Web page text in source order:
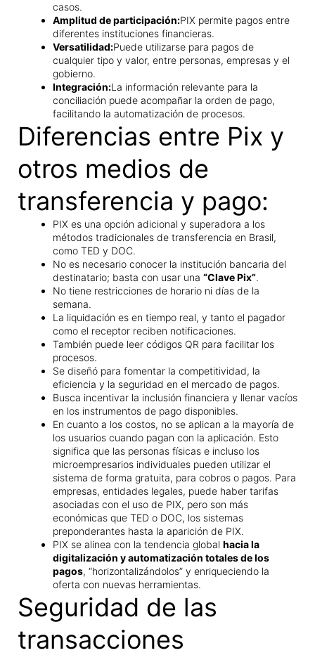
casos.
Amplitud de participación:PIX permite pagos entre
diferentes instituciones financieras.
Versatilidad:Puede utilizarse para pagos de
cualquier tipo y valor, entre personas, empresas y el
gobierno.
Integración:La información relevante para la
conciliación puede acompañar la orden de pago,
facilitando la automatización de procesos.
Diferencias entre Pix y
otros medios de
transferencia y pago:
PIX es una opción adicional y superadora a los
métodos tradicionales de transferencia en Brasil,
como TED y DOC.
No es necesario conocer la institución bancaria del
destinatario; basta con usar una “Clave Pix”.
No tiene restricciones de horario ni días de la
semana.
La liquidación es en tiempo real, y tanto el pagador
como el receptor reciben notificaciones.
También puede leer códigos QR para facilitar los
procesos.
Se diseñó para fomentar la competitividad, la
eficiencia y la seguridad en el mercado de pagos.
Busca incentivar la inclusión financiera y llenar vacíos
en los instrumentos de pago disponibles.
En cuanto a los costos, no se aplican a la mayoría de
los usuarios cuando pagan con la aplicación. Esto
significa que las personas físicas e incluso los
microempresarios individuales pueden utilizar el
sistema de forma gratuita, para cobros o pagos. Para
empresas, entidades legales, puede haber tarifas
asociadas con el uso de PIX, pero son más
económicas que TED o DOC, los sistemas
preponderantes hasta la aparición de PIX.
PIX se alinea con la tendencia global hacia la
digitalización y automatización totales de los
pagos, “horizontalizándolos” y enriqueciendo la
oferta con nuevas herramientas.
Seguridad de las
transacciones